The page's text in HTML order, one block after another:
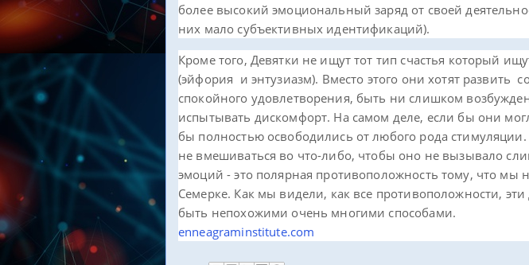
более высокий эмоциональный заряд от своей
них мало субъективных идентификаций).
Кроме того, Девятки не ищут тот тип счастья который
(эйфория и энтузиазм). Вместо этого они хотят развить
спокойного удовлетворения, быть ни слишком
испытывать дискомфорт. На самом деле, если бы они
бы полностью освободились от любого рода
не вмешиваться во что-либо, чтобы оно не вызывало
эмоций - это полярная противоположность тому, что мы
Семерке. Как мы видели, как все противоположности, эти
быть непохожими очень многими способами.
enneagraminstitute.com